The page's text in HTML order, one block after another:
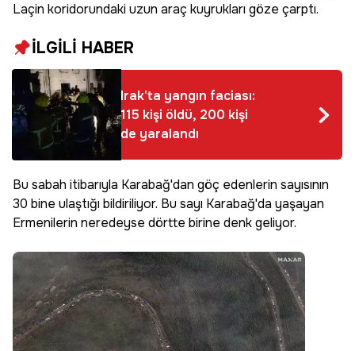
Laçin koridorundaki uzun araç kuyrukları göze çarptı.
İLGİLİ HABER
Irak'ta yangın faciası:
115 kişi öldü, 200 kişi
de yaralandı
Bu sabah itibarıyla Karabağ'dan göç edenlerin sayısının
30 bine ulaştığı bildiriliyor. Bu sayı Karabağ'da yaşayan
Ermenilerin neredeyse dörtte birine denk geliyor.